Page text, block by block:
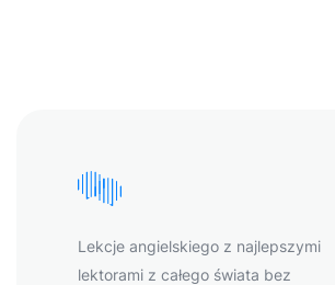
Lekcje angielskiego z najlepszymi
lektorami z całego świata bez